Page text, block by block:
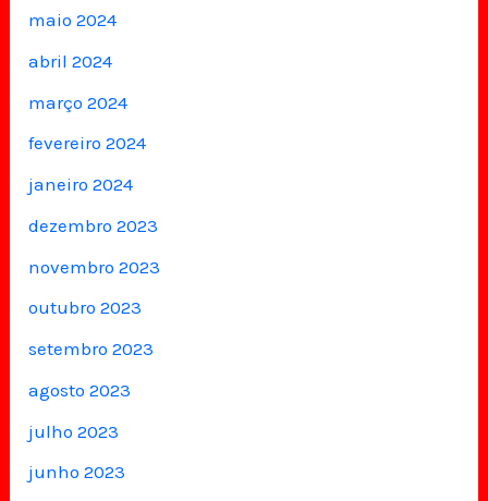
maio 2024
abril 2024
março 2024
fevereiro 2024
janeiro 2024
dezembro 2023
novembro 2023
outubro 2023
setembro 2023
agosto 2023
julho 2023
junho 2023